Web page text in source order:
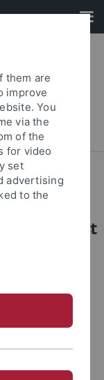
weltweit
BEST
15 der
gelistet.
them are
improve
You
via the
of the
for video
set
advertising
to the